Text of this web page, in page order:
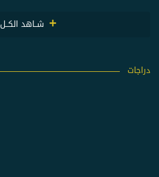
شــاهد الكــل
دراجات